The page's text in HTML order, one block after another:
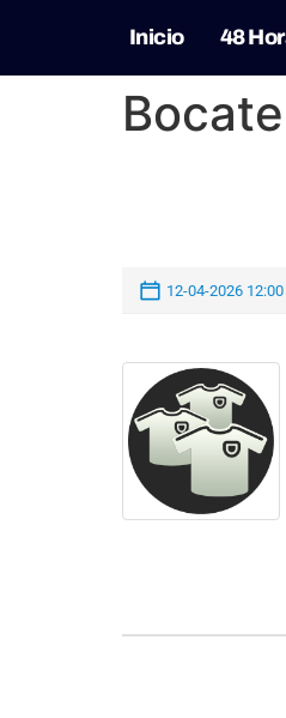
Inicio 48
12-04-2026 12:00